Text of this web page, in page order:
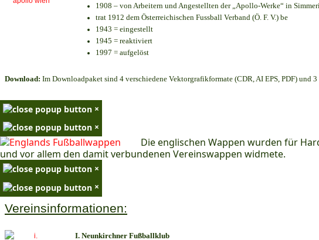
1908 – von Arbeitern und Angestellten der „Apollo-Werke“ in
trat 1912 dem Österreichischen Fussball Verband (Ö. F. V.) be
1943 = eingestellt
1945 = reaktiviert
1997 = aufgelöst
Download: Im Downloadpaket sind 4 verschiedene Vektorgrafikformate (CDR, AI EPS, PDF) und
×
×
Die englischen Wappen wurden für
und vor allem den damit verbundenen Vereinswappen widmete.
×
×
Vereinsinformationen:
I. Neunkirchner Fußballklub